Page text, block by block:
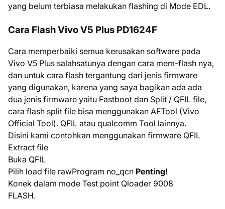
yang belum terbiasa melakukan flashing di Mode EDL.
Cara Flash Vivo V5 Plus PD1624F
Cara memperbaiki semua kerusakan software pada
Vivo V5 Plus salahsatunya dengan cara mem-flash nya,
dan untuk cara flash tergantung dari jenis firmware
yang digunakan, karena yang saya bagikan ada ada
dua jenis firmware yaitu Fastboot dan Split / QFIL file,
cara flash split file bisa menggunakan AFTool (Vivo
Official Tool). QFIL atau qualcomm Tool lainnya.
Disini kami contohkan menggunakan firmware QFIL
Extract file
Buka QFIL
Pilih load file rawProgram no_qcn Penting!
Konek dalam mode Test point Qloader 9008
FLASH.